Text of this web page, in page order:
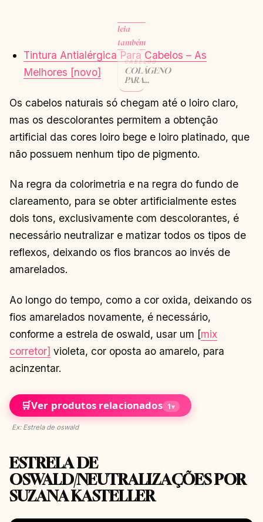
leia
também
CABELOS
COLÁGENO
PARA
CABELOS
CACHEADOS
CONTINUAR
LENDO
Tintura Antialérgica Para Cabelos – As
Melhores [novo]
Os cabelos naturais só chegam até o loiro claro,
mas os descolorantes permitem a obtenção
artificial das cores loiro bege e loiro platinado, que
não possuem nenhum tipo de pigmento.
Na regra da colorimetria e na regra do fundo de
clareamento, para se obter artificialmente estes
dois tons, exclusivamente com descolorantes, é
necessário neutralizar e matizar todos os tipos de
reflexos, deixando os fios brancos ao invés de
amarelados.
Ao longo do tempo, como a cor oxida, deixando os
fios amarelados novamente, é necessário,
conforme a estrela de oswald, usar um [mix
corretor] violeta, cor oposta ao amarelo, para
acinzentar.
🛒Ver produtos relacionados 1▾
Ex: Estrela de oswald
ESTRELA DE
OSWALD/NEUTRALIZAÇÕES POR
SUZANA KASTELLER